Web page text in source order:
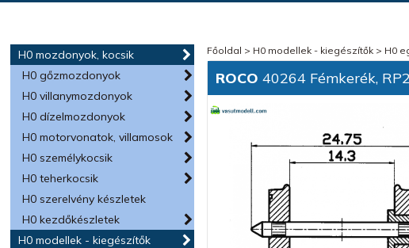
H0 mozdonyok, kocsik
H0 gőzmozdonyok
H0 villanymozdonyok
H0 dízelmozdonyok
H0 motorvonatok, villamosok
H0 személykocsik
H0 teherkocsik
H0 szerelvény készletek
H0 kezdőkészletek
H0 modellek - kiegészítők
Főoldal > H0 modellek - kiegészítők > H0
ROCO 40264 Fémkerék,